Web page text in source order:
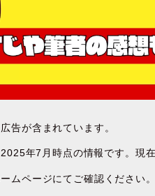
告が含まれています。
年7月時点の情報です。現
ムページにてご確認ください。